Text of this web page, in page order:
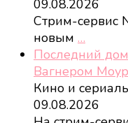
09.08.2026
Стрим-сервис
новым …
Последний
Вагнером
Кино и
09.08.2026